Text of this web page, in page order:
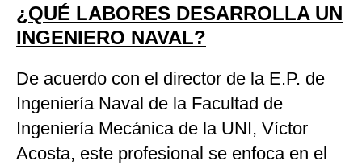
¿QUÉ LABORES DESARROLLA UN
INGENIERO NAVAL?
De acuerdo con el director de la E.P. de
Ingeniería Naval de la Facultad de
Ingeniería Mecánica de la UNI, Víctor
Acosta, este profesional se enfoca en el